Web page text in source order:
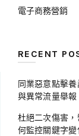
17
3 月
電子商務營銷
RECENT
同業惡意點擊
與異常流量舉報
杜絕二次傷害
何監控關鍵字變